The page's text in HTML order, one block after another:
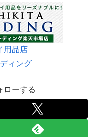
用品店
ィング
ローする